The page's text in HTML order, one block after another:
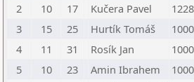
2
10 17 Kučera Pavel 1228
3
15 25 Hurtík Tomáš 1000
4
11 31 Rosík Jan 1000
5
10 23 Amin Ibrahem 1000